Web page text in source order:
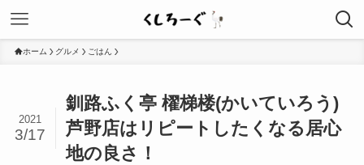
ホーム グルメ ごはん
釧路ふく亭 櫂梯楼(かいていろう)
芦野店はリピートしたくなる居心
地の良さ！
2021
3/17